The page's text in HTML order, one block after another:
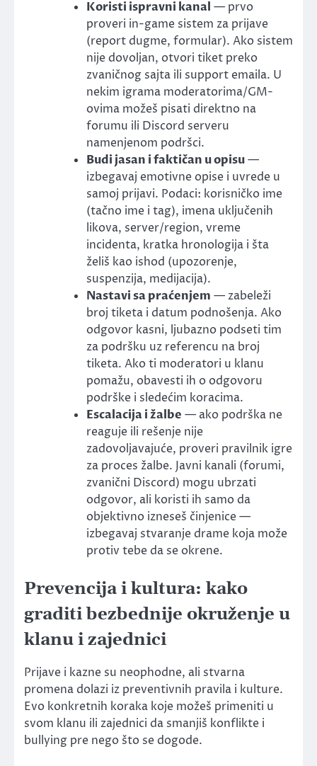
Koristi ispravni kanal — prvo
proveri in-game sistem za prijave
(report dugme, formular). Ako sistem
nije dovoljan, otvori tiket preko
zvaničnog sajta ili support emaila. U
nekim igrama moderatorima/GM-
ovima možeš pisati direktno na
forumu ili Discord serveru
namenjenom podršci.
Budi jasan i faktičan u opisu—
izbegavaj emotivne opise i uvrede u
samoj prijavi. Podaci: korisničko ime
(tačno ime i tag), imena uključenih
likova, server/region, vreme
incidenta, kratka hronologija i šta
želiš kao ishod (upozorenje,
suspenzija, medijacija).
Nastavi sa praćenjem — zabeleži
broj tiketa i datum podnošenja. Ako
odgovor kasni, ljubazno podseti tim
za podršku uz referencu na broj
tiketa. Ako ti moderatori u klanu
pomažu, obavesti ih o odgovoru
podrške i sledećim koracima.
Escalacija i žalbe — ako podrška ne
reaguje ili rešenje nije
zadovoljavajuće, proveri pravilnik igre
za proces žalbe. Javni kanali (forumi,
zvanični Discord) mogu ubrzati
odgovor, ali koristi ih samo da
objektivno izneseš činjenice —
izbegavaj stvaranje drame koja može
protiv tebe da se okrene.
Prevencija i kultura: kako
graditi bezbednije okruženje u
klanu i zajednici
Prijave i kazne su neophodne, ali stvarna
promena dolazi iz preventivnih pravila i kulture.
Evo konkretnih koraka koje možeš primeniti u
svom klanu ili zajednici da smanjiš konflikte i
bullying pre nego što se dogode.